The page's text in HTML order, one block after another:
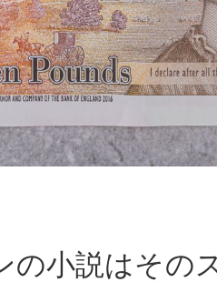
の小説はその